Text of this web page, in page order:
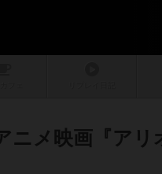
ニメ映画『アリ